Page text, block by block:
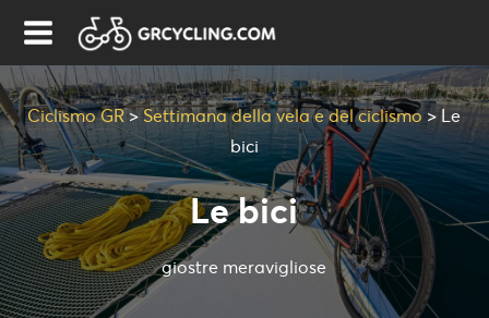
Ciclismo GR>Settimana della vela e del ciclismo >Le
bici
Le bici
giostre meravigliose